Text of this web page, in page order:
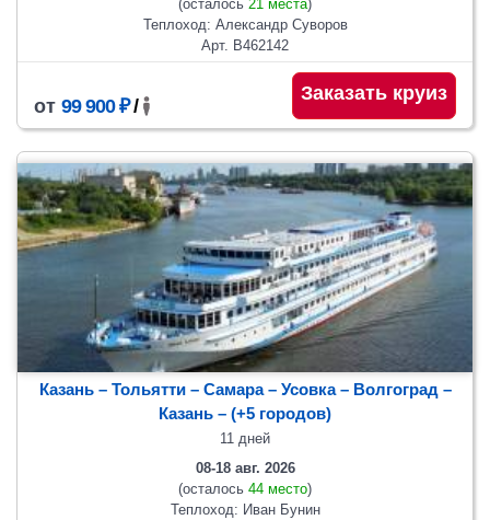
(осталось 21 места)
Теплоход: Александр Суворов
Арт. В462142
от 99 900 ₽/
Заказать круиз
Казань – Тольятти – Самара – Усовка – Волгоград –
Казань – (+5 городов)
11 дней
08-18 авг. 2026
(осталось 44 место)
Теплоход: Иван Бунин